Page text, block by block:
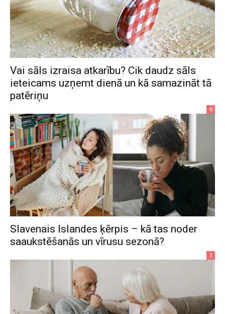
Vai sāls izraisa atkarību? Cik daudz sāls
ieteicams uzņemt dienā un kā samazināt tā
patēriņu
0
Slavenais Islandes ķērpis – kā tas noder
saaukstēšanās un vīrusu sezonā?
3